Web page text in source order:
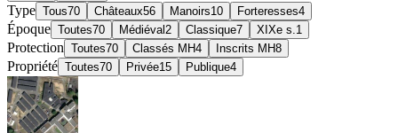
Type Tous70 Châteaux56 Manoirs10 Forteresses4
Époque Toutes70 Médiéval 2 Classique7 XIXe s. 1
Protection Toutes70 Classés MH4 Inscrits MH8
Propriété Toutes70 Privée15 Publique4